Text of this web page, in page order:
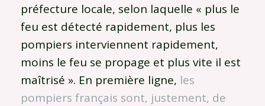
préfecture locale, selon laquelle « plus le
feu est détecté rapidement, plus les
pompiers interviennent rapidement,
moins le feu se propage et plus vite il est
maîtrisé ». En première ligne, les
pompiers français sont, justement, de